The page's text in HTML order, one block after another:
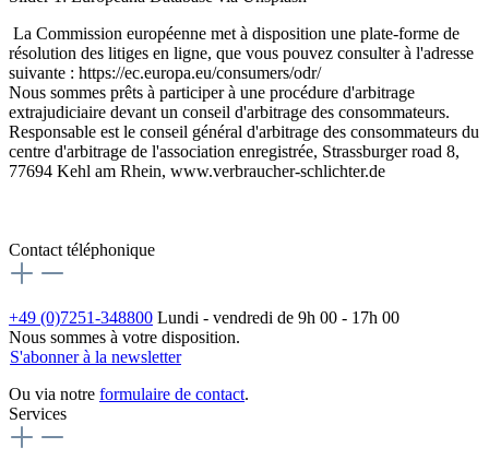
La Commission européenne met à disposition une plate-forme de
résolution des litiges en ligne, que vous pouvez consulter à l'adresse
suivante : https://ec.europa.eu/consumers/odr/
Nous sommes prêts à participer à une procédure d'arbitrage
extrajudiciaire devant un conseil d'arbitrage des consommateurs.
Responsable est le conseil général d'arbitrage des consommateurs du
centre d'arbitrage de l'association enregistrée, Strassburger road 8,
77694 Kehl am Rhein, www.verbraucher-schlichter.de
Contact téléphonique
+49 (0)7251-348800 Lundi - vendredi de 9h 00 - 17h 00
Nous sommes à votre disposition.
S'abonner à la newsletter
Ou via notre formulaire de contact.
Services